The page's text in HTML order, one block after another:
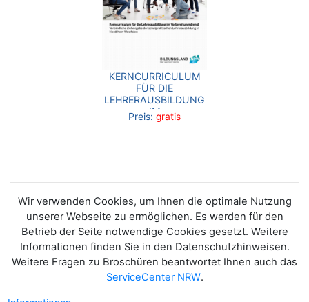
KERNCURRICULUM
FÜR DIE
LEHRERAUSBILDUNG
IM
VORBEREITUNGSDIENST
Preis: gratis
Wir verwenden Cookies, um Ihnen die optimale Nutzung
unserer Webseite zu ermöglichen. Es werden für den
Betrieb der Seite notwendige Cookies gesetzt. Weitere
Informationen finden Sie in den Datenschutzhinweisen.
Weitere Fragen zu Broschüren beantwortet Ihnen auch das
ServiceCenter NRW.